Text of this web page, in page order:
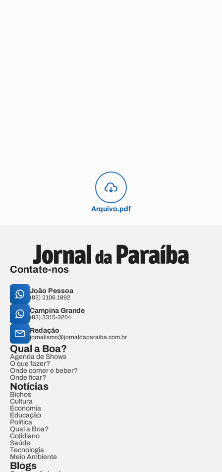
Arquivo.pdf
Contate-nos
João Pessoa
(83) 2106.1892
Campina Grande
(83) 3315-3204
Redação
jornalismo@jornaldaparaiba.com.br
Qual a Boa?
Agenda de Shows
O que fazer?
Onde comer e beber?
Onde ficar?
Notícias
Bichos
Cultura
Economia
Educação
Política
Qual a Boa?
Cotidiano
Saúde
Tecnologia
Meio Ambiente
Blogs